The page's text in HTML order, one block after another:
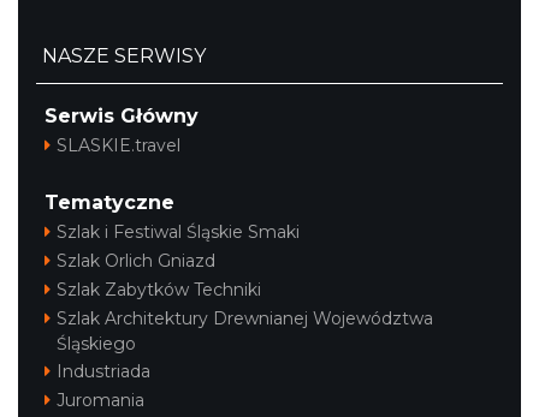
NASZE SERWISY
Serwis Główny
SLASKIE.travel
Tematyczne
Szlak i Festiwal Śląskie Smaki
Szlak Orlich Gniazd
Szlak Zabytków Techniki
Szlak Architektury Drewnianej Województwa
Śląskiego
Industriada
Juromania